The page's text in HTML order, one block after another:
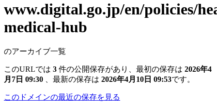
www.digital.go.jp/en/policies/
medical-hub
のアーカイブ一覧
このURLでは 3 件の公開保存があり、最初の保存は 2026年4
月7日 09:30
、最新の保存は 2026年4月10日 09:53です。
このドメインの最近の保存を見る